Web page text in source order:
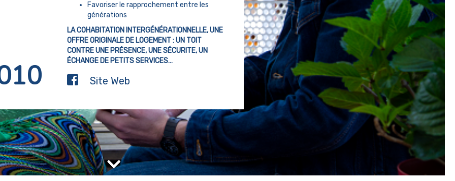
Favoriser le rapprochement entre les
générations
LA COHABITATION INTERGÉNÉRATIONNELLE, UNE
OFFRE ORIGINALE DE LOGEMENT : UN TOIT
CONTRE UNE PRÉSENCE, UNE SÉCURITE, UN
ÉCHANGE DE PETITS SERVICES…
Site Web